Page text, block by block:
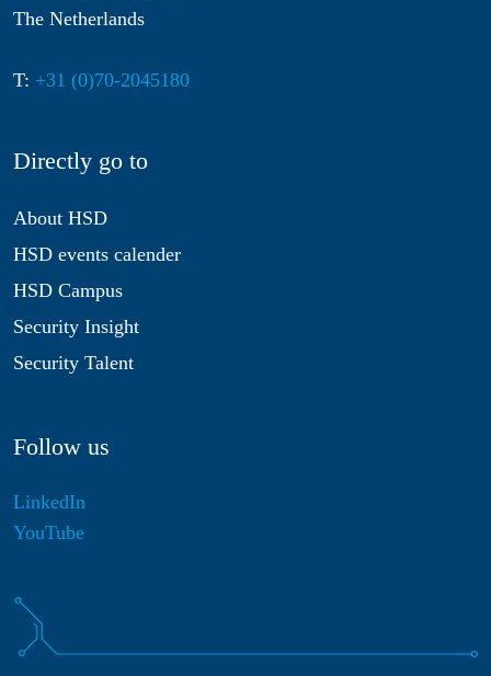
The Netherlands
T: +31 (0)70-2045180
Directly go to
About HSD
HSD events calender
HSD Campus
Security Insight
Security Talent
Follow us
LinkedIn
YouTube